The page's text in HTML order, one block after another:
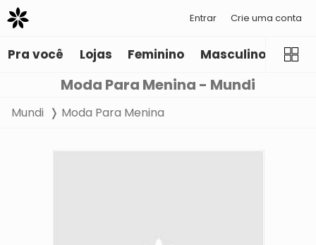
Entrar Crie uma conta
Pra você Lojas Feminino Masculino
Moda Para Menina - Mundi
Mundi Moda Para Menina